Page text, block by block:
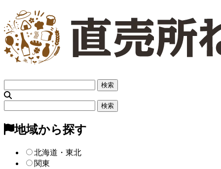
リ
索
ー
検
地域から探す
北海道・東北
関東